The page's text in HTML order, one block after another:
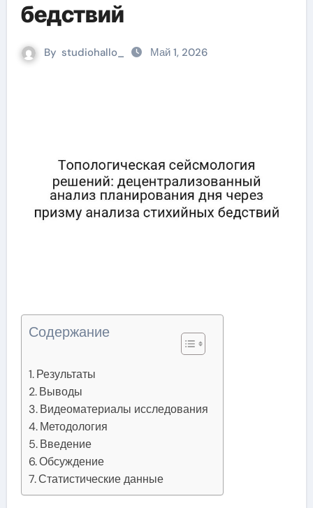
бедствий
By studiohallo_ Май 1, 2026
Содержание
Результаты
Выводы
Видеоматериалы исследования
Методология
Введение
Обсуждение
Статистические данные